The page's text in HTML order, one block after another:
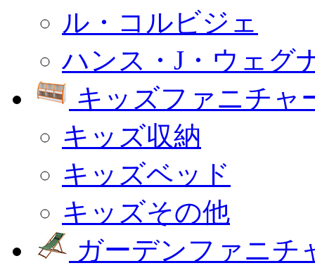
ル・コルビジェ
ハンス・J・ウェグ
キッズファニチャ
キッズ収納
キッズベッド
キッズその他
ガーデンファニチ